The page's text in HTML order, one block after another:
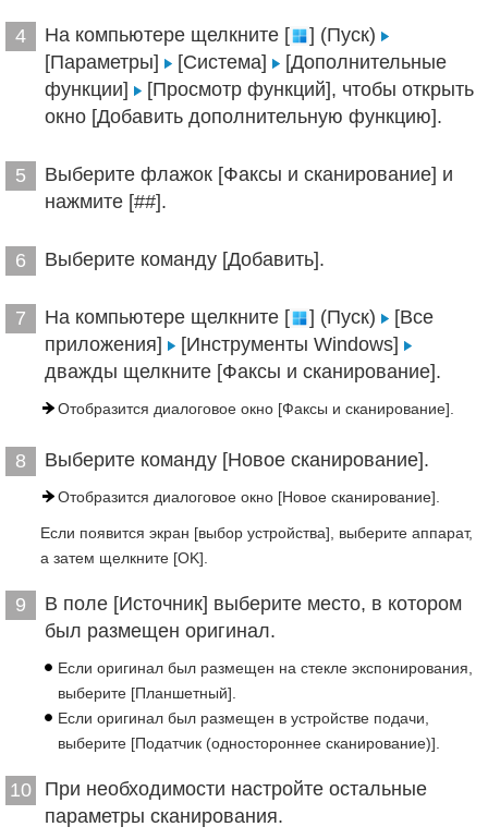
4 На компьютере щелкните [
] (Пуск)
[Параметры]
[Система]
[Дополнительные
функции]
[Просмотр функций], чтобы открыть
окно [Добавить дополнительную функцию].
5
Выберите флажок [Факсы и сканирование] и
нажмите [##].
6 Выберите команду [Добавить].
7 На компьютере щелкните [ ] (Пуск)
[Все
приложения]
[Инструменты Windows]
дважды щелкните [Факсы и сканирование].
Отобразится диалоговое окно [Факсы и сканирование].
8 Выберите команду [Новое сканирование].
Отобразится диалоговое окно [Новое сканирование].
Если появится экран [выбор устройства], выберите аппарат,
а затем щелкните [OK].
9
В поле [Источник] выберите место, в котором
был размещен оригинал.
Если оригинал был размещен на стекле экспонирования,
выберите [Планшетный].
Если оригинал был размещен в устройстве подачи,
выберите [Податчик (одностороннее сканирование)].
10
При необходимости настройте остальные
параметры сканирования.